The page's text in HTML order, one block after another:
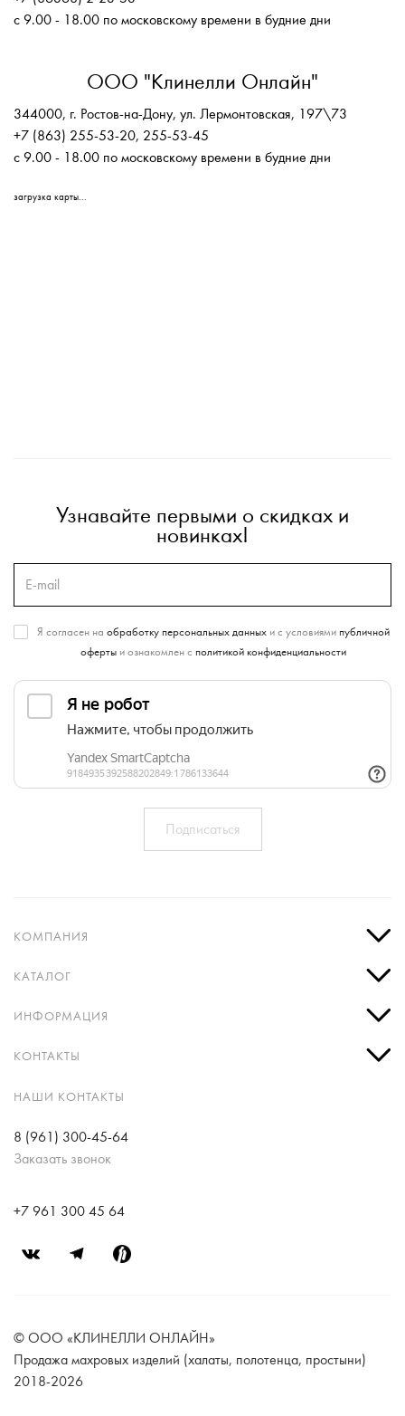
с 9.00 - 18.00 по московскому времени в будние дни
ООО "Клинелли Онлайн"
344000, г. Ростов-на-Дону, ул. Лермонтовская, 197\73
+7 (863) 255-53-20, 255-53-45
с 9.00 - 18.00 по московскому времени в будние дни
загрузка карты...
Узнавайте первыми о скидках и
новинках!
Я согласен на обработку персональных данныхи с условиями публичной
офертыи ознакомлен с политикой конфиденциальности
КОМПАНИЯ
КАТАЛОГ
ИНФОРМАЦИЯ
КОНТАКТЫ
НАШИ КОНТАКТЫ
8 (961) 300-45-64
Заказать звонок
+7 961 300 45 64
© ООО «КЛИНЕЛЛИ ОНЛАЙН»
Продажа махровых изделий (халаты, полотенца, простыни)
2018-2026